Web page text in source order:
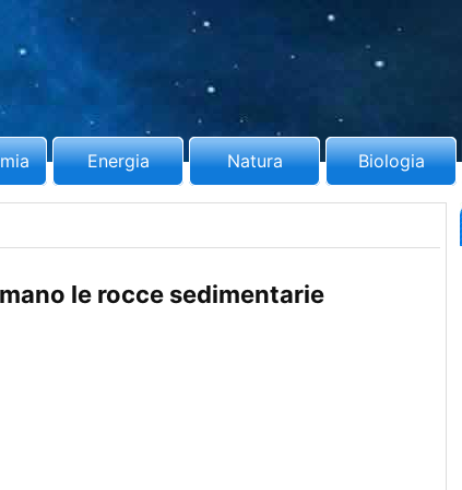
Energia Natura Biologia
le rocce sedimentarie